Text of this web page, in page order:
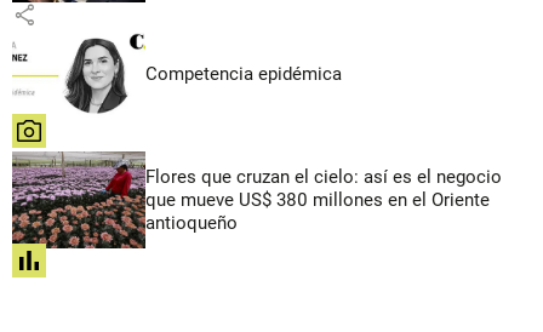
share
Competencia epidémica
share
Flores que cruzan el cielo: así es el negocio
que mueve US$ 380 millones en el Oriente
antioqueño
share